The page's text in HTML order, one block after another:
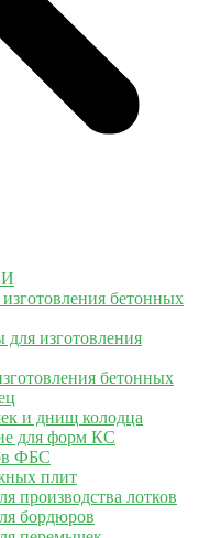
бетонных
изготовления
бетонных
и днищ колодца
для форм КС
ФБС
плит
производства лотков
бордюров